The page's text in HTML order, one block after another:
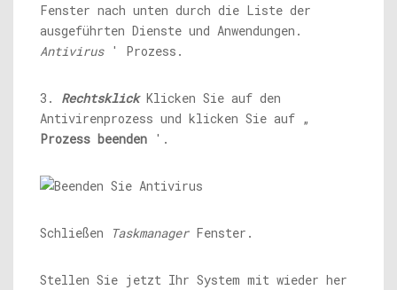
Fenster nach unten durch die Liste der
ausgeführten Dienste und Anwendungen.
Antivirus' Prozess.
3. Rechtsklick Klicken Sie auf den
Antivirenprozess und klicken Sie auf „
Prozess beenden '.
Schließen TaskmanagerFenster.
Stellen Sie jetzt Ihr System mit wieder her